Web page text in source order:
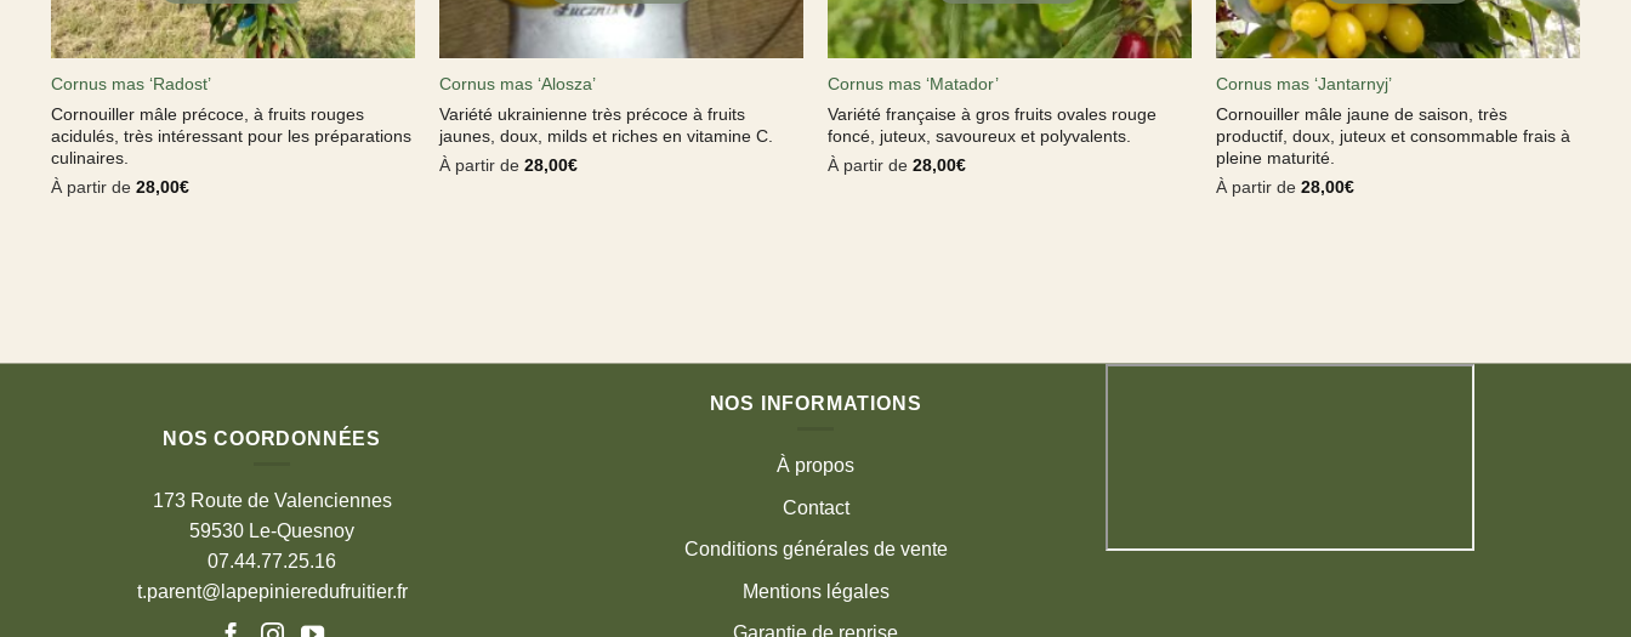
Cornus mas ‘Radost’
Cornouiller mâle précoce, à fruits rouges
acidulés, très intéressant pour les préparations
culinaires.
À partir de 28,00€
Cornus mas ‘Alosza’
Variété ukrainienne très précoce à fruits
jaunes, doux, milds et riches en vitamine C.
À partir de 28,00€
Cornus mas ‘Matador’
Variété française à gros fruits ovales rouge
foncé, juteux, savoureux et polyvalents.
À partir de 28,00€
Cornus mas ‘Jantarnyj’
Cornouiller mâle jaune de saison, très
productif, doux, juteux et consommable frais à
pleine maturité.
À partir de 28,00€
NOS COORDONNÉES
173 Route de Valenciennes
59530 Le-Quesnoy
07.44.77.25.16
t.parent@lapepinieredufruitier.fr
NOS INFORMATIONS
À propos
Contact
Conditions générales de vente
Mentions légales